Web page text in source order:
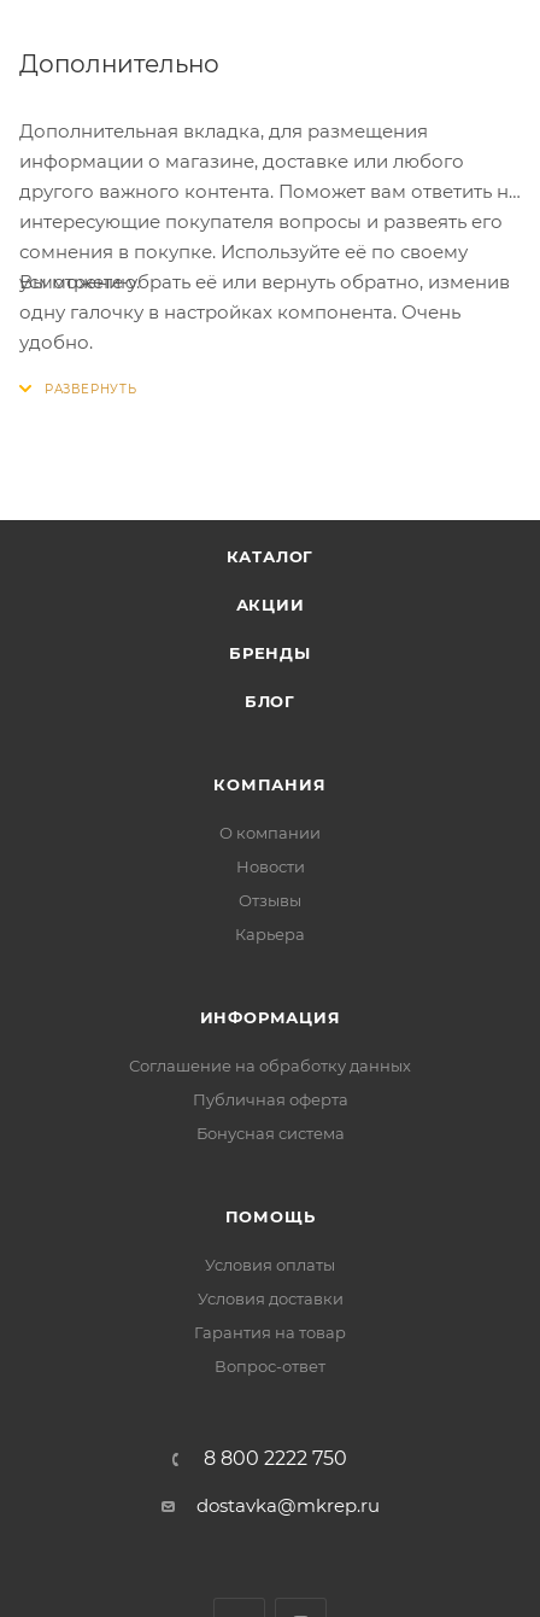
Дополнительно
Дополнительная вкладка, для размещения
информации о магазине, доставке или любого
другого важного контента. Поможет вам ответить на
интересующие покупателя вопросы и развеять его
сомнения в покупке. Используйте её по своему
усмотрению.
Вы можете убрать её или вернуть обратно, изменив
одну галочку в настройках компонента. Очень
удобно.
КАТАЛОГ
АКЦИИ
БРЕНДЫ
БЛОГ
КОМПАНИЯ
О компании
Новости
Отзывы
Карьера
ИНФОРМАЦИЯ
Соглашение на обработку данных
Публичная оферта
Бонусная система
ПОМОЩЬ
Условия оплаты
Условия доставки
Гарантия на товар
Вопрос-ответ
8 800 2222 750
dostavka@mkrep.ru